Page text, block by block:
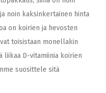
noin kaksinkertainen hinta
on koirien ja hevosten
toisistaan monellakin
liikaa D-vitamiinia koirien
suosittele sitä